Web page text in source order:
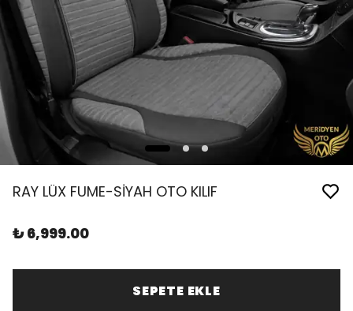
RAY LÜX FUME-SİYAH OTO KILIF
₺ 6,999.00
SEPETE EKLE